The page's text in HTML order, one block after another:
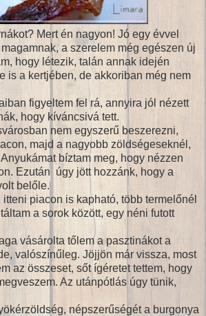
Mert én nagyon! Jó egy évvel
a szerelem még egészen új
hogy létezik, talán annak idején
is a kertjében, de akkoriban még nem
figyeltem fel rá, annyira jól nézett
hogy kíváncsivá tett.
nem egyszerű beszerezni,
majd a nagyobb zöldségeseknél,
bíztam meg, hogy nézzen
Ezután úgy jött hozzánk, hogy a
belőle.
piacon is kapható, több termelőnél
a sorok között, egy néni futott
vásárolta tőlem a pasztinákot a
valószínűleg. Jöjjön már vissza, most
az összeset, sőt ígéretet tettem, hogy
Az utánpótlás úgy tünik,
népszerűségét a burgonya